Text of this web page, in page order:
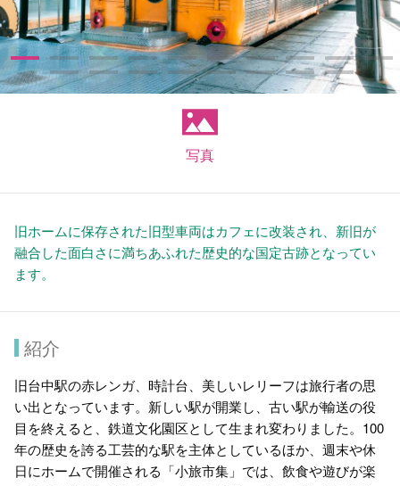
写真
旧ホームに保存された旧型車両はカフェに改装され、新旧が
融合した面白さに満ちあふれた歴史的な国定古跡となってい
ます。
紹介
旧台中駅の赤レンガ、時計台、美しいレリーフは旅行者の思
い出となっています。新しい駅が開業し、古い駅が輸送の役
目を終えると、鉄道文化園区として生まれ変わりました。100
年の歴史を誇る工芸的な駅を主体としているほか、週末や休
日にホームで開催される「小旅市集」では、飲食や遊びが楽